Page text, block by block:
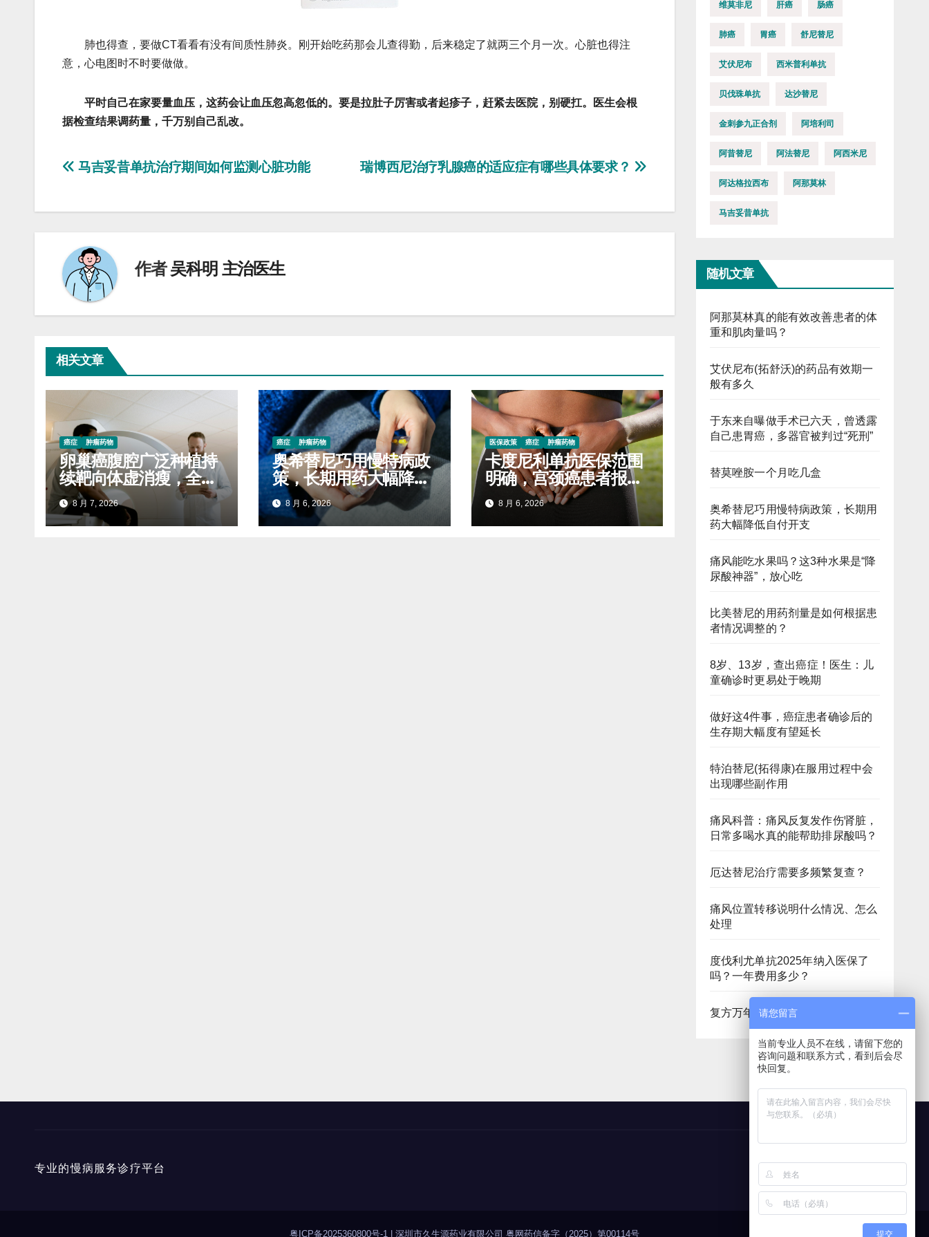
肺也得查，要做CT看看有没有间质性肺炎。刚开始吃药那会儿查得勤，后来稳定了就两三个月一次。心脏也得注
意，心电图时不时要做做。
平时自己在家要量血压，这药会让血压忽高忽低的。要是拉肚子厉害或者起疹子，赶紧去医院，别硬扛。医生会根
据检查结果调药量，千万别自己乱改。
文
航
瑞博西尼治疗乳腺癌的适应症有哪些具体要求？
马吉妥昔单抗治疗期间如何监测心脏功能
作者吴科明 主治医生
相关文章
癌症 肿瘤药物
卵巢癌腹腔广泛种植持
续靶向体虚消瘦，全程
服药稳固生存质量延缓
进展
8 月 7, 2026
癌症 肿瘤药物
奥希替尼巧用慢特病政
策，长期用药大幅降低
自付开支
8 月 6, 2026
医保政策 癌症 肿瘤药物
卡度尼利单抗医保范围
明确，宫颈癌患者报销
标准对照查看
8 月 6, 2026
维莫非尼 肝癌 肠癌
肺癌 胃癌 舒尼替尼
艾伏尼布 西米普利单抗
贝伐珠单抗 达沙替尼
金刺参九正合剂 阿培利司
阿昔替尼 阿法替尼 阿西米尼
阿达格拉西布 阿那莫林
马吉妥昔单抗
随机文章
阿那莫林真的能有效改善患者的体
重和肌肉量吗？
艾伏尼布(拓舒沃)的药品有效期一
般有多久
于东来自曝做手术已六天，曾透露
自己患胃癌，多器官被判过“死刑”
替莫唑胺一个月吃几盒
奥希替尼巧用慢特病政策，长期用
药大幅降低自付开支
痛风能吃水果吗？这3种水果是“降
尿酸神器”，放心吃
比美替尼的用药剂量是如何根据患
者情况调整的？
8岁、13岁，查出癌症！医生：儿
童确诊时更易处于晚期
做好这4件事，癌症患者确诊后的
生存期大幅度有望延长
特泊替尼(拓得康)在服用过程中会
出现哪些副作用
痛风科普：痛风反复发作伤肾脏，
日常多喝水真的能帮助排尿酸吗？
厄达替尼治疗需要多频繁复查？
痛风位置转移说明什么情况、怎么
处理
度伐利尤单抗2025年纳入医保了
吗？一年费用多少？
复方万年青胶囊多少钱一盒
专业的慢病服务诊疗平台
粤ICP备2025360800号-1 深圳市久生源药业有限公司 粤网药信备字（2025）第00114号
请您留言
当前专业人员不在线，请留下您的
咨询问题和联系方式，看到后会尽
快回复。
提交